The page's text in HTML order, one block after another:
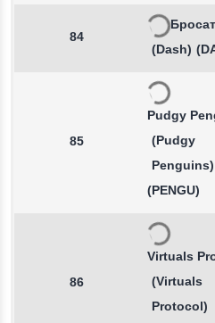
84
(Dash)
85
Pudgy
(Pudgy
Penguins)
(PENGU)
86
Virtuals
(Virtuals
Protocol)